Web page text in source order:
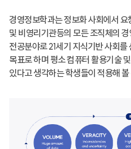
경영정보학과는 정보화 사회에서
및 비영리기관등의 모든 조직체의
전공분야로 21세기 지식기반 사회
목표로 하며 평소 컴퓨터 활용기술
있다고 생각하는 학생들이 적용해